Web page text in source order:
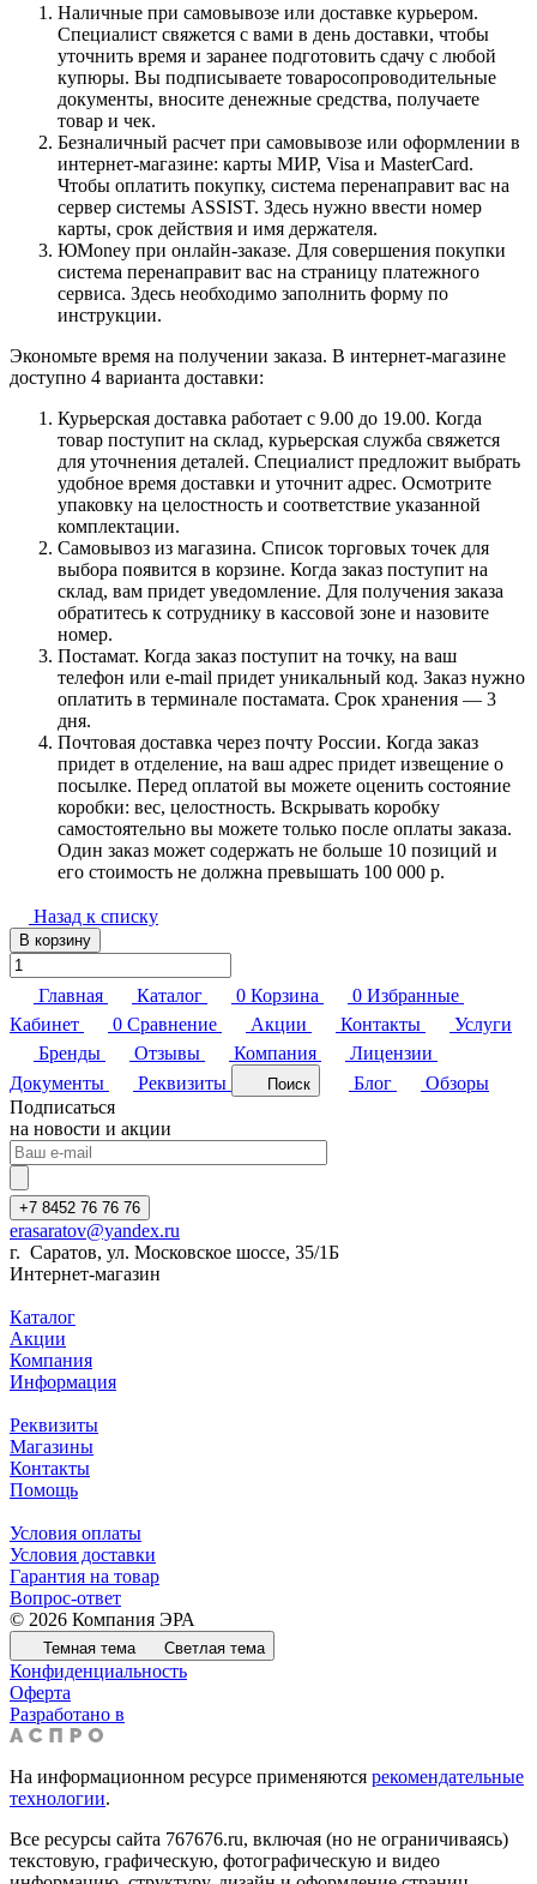
Наличные при самовывозе или доставке курьером.
Специалист свяжется с вами в день доставки, чтобы
уточнить время и заранее подготовить сдачу с любой
купюры. Вы подписываете товаросопроводительные
документы, вносите денежные средства, получаете
товар и чек.
Безналичный расчет при самовывозе или оформлении в
интернет-магазине: карты МИР, Visa и MasterCard.
Чтобы оплатить покупку, система перенаправит вас на
сервер системы ASSIST. Здесь нужно ввести номер
карты, срок действия и имя держателя.
ЮMoney при онлайн-заказе. Для совершения покупки
система перенаправит вас на страницу платежного
сервиса. Здесь необходимо заполнить форму по
инструкции.
Экономьте время на получении заказа. В интернет-магазине
доступно 4 варианта доставки:
Курьерская доставка работает с 9.00 до 19.00. Когда
товар поступит на склад, курьерская служба свяжется
для уточнения деталей. Специалист предложит выбрать
удобное время доставки и уточнит адрес. Осмотрите
упаковку на целостность и соответствие указанной
комплектации.
Самовывоз из магазина. Список торговых точек для
выбора появится в корзине. Когда заказ поступит на
склад, вам придет уведомление. Для получения заказа
обратитесь к сотруднику в кассовой зоне и назовите
номер.
Постамат. Когда заказ поступит на точку, на ваш
телефон или e-mail придет уникальный код. Заказ нужно
оплатить в терминале постамата. Срок хранения — 3
дня.
Почтовая доставка через почту России. Когда заказ
придет в отделение, на ваш адрес придет извещение о
посылке. Перед оплатой вы можете оценить состояние
коробки: вес, целостность. Вскрывать коробку
самостоятельно вы можете только после оплаты заказа.
Один заказ может содержать не больше 10 позиций и
его стоимость не должна превышать 100 000 р.
Назад к списку
В корзину
Главная Каталог 0 Корзина 0 Избранные
Кабинет
0 Сравнение Акции Контакты
Услуги
Бренды
Отзывы Компания
Лицензии
Документы
Реквизиты Поиск Блог
Обзоры
Подписаться
на новости и акции
+7 8452 76 76 76
erasaratov@yandex.ru
г. Саратов, ул. Московское шоссе, 35/1Б
Интернет-магазин
Каталог
Акции
Компания
Информация
Реквизиты
Магазины
Контакты
Помощь
Условия оплаты
Условия доставки
Гарантия на товар
Вопрос-ответ
© 2026 Компания ЭРА
Темная тема Светлая тема
Конфиденциальность
Оферта
Разработано в
На информационном ресурсе применяются рекомендательные
технологии.
Все ресурсы сайта 767676.ru, включая (но не ограничиваясь)
текстовую, графическую, фотографическую и видео